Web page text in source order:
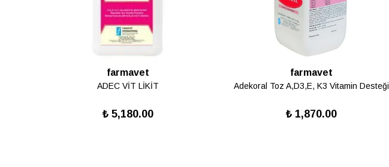
farmavet
ADEC VİT LİKİT
₺ 5,180.00
farmavet
Adekoral Toz A,D3,E, K3 Vitamin Desteği
₺ 1,870.00